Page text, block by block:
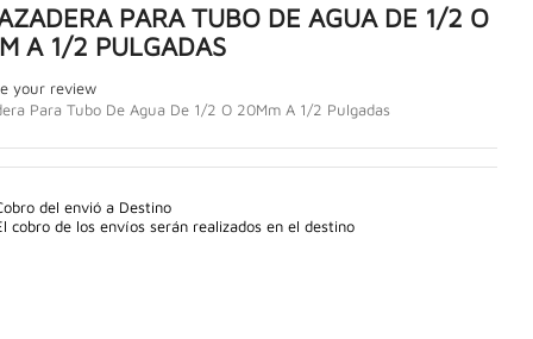
PARA TUBO DE AGUA DE 1/2 O
A 1/2 PULGADAS
your review
Para Tubo De Agua De 1/2 O 20Mm A 1/2 Pulgadas
del envió a Destino
cobro de los envíos serán realizados en el destino